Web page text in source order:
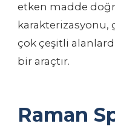
etken madde
karakterizasyonu,
çok çeşitli
bir araçtır.
Raman